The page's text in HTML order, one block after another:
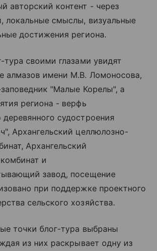
авторский контент - через
локальные смыслы, визуальные
достижения региона.
тура своими глазами увидят
алмазов имени М.В. Ломоносова,
"Малые Корелы", а
региона - верфь
судостроения
Архангельский целлюлозно-
Архангельский
и
завод, посещение
при поддержке проектного
сельского хозяйства.
точки блог-тура выбраны
из них раскрывает одну из